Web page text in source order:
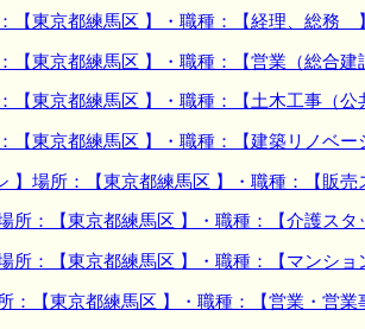
東京都練馬区 】・職種：【経理、総務 】
東京都練馬区 】・職種：【営業（総合建
東京都練馬区 】・職種：【土木工事（
東京都練馬区 】・職種：【建築リノベ
場所：【東京都練馬区 】・職種：【販売
：【東京都練馬区 】・職種：【介護スタ
：【東京都練馬区 】・職種：【マンショ
【東京都練馬区 】・職種：【営業・営業